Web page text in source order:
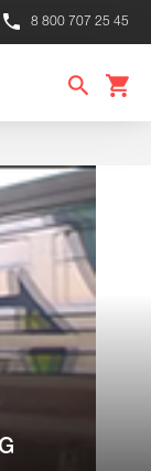
8 800 707 25 45